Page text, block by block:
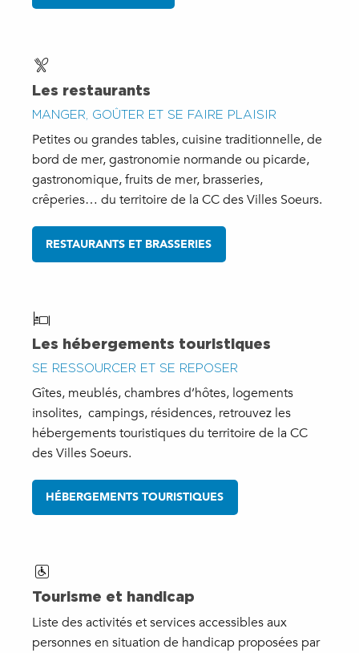
Les restaurants
MANGER, GOÛTER ET SE FAIRE PLAISIR
Petites ou grandes tables, cuisine traditionnelle, de
bord de mer, gastronomie normande ou picarde,
gastronomique, fruits de mer, brasseries,
crêperies… du territoire de la CC des Villes Soeurs.
RESTAURANTS ET BRASSERIES
Les hébergements touristiques
SE RESSOURCER ET SE REPOSER
Gîtes, meublés, chambres d’hôtes, logements
insolites, campings, résidences, retrouvez les
hébergements touristiques du territoire de la CC
des Villes Soeurs.
HÉBERGEMENTS TOURISTIQUES
Tourisme et handicap
Liste des activités et services accessibles aux
personnes en situation de handicap proposées par